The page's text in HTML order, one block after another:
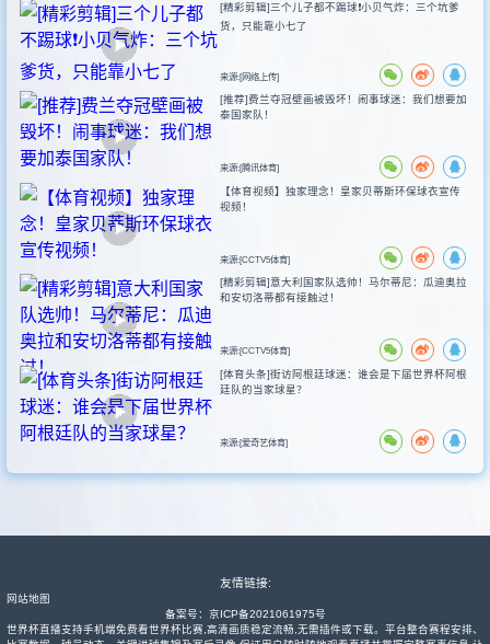
[精彩剪辑]三个儿子都不踢球❗️小贝气炸：三个坑爹
货，只能靠小七了
来源:[网络上传]
[推荐]费兰夺冠壁画被毁坏！闹事球迷：我们想要加
泰国家队！
来源:[腾讯体育]
【体育视频】独家理念！皇家贝蒂斯环保球衣宣传
视频！
来源:[CCTV5体育]
[精彩剪辑]意大利国家队选帅！马尔蒂尼：瓜迪奥拉
和安切洛蒂都有接触过！
来源:[CCTV5体育]
[体育头条]街访阿根廷球迷：谁会是下届世界杯阿根
廷队的当家球星？
来源:[爱奇艺体育]
友情链接:
网站地图
备案号： 京ICP备2021061975号
世界杯直播支持手机端免费看世界杯比赛,高清画质稳定流畅,无需插件或下载。平台整合赛程安排、